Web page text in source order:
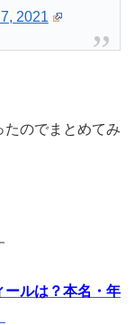
2021
のでまとめてみ
ールは？本名・年